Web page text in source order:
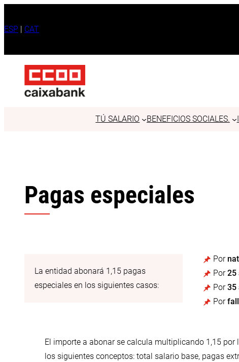
al
ESP | CAT
TÚ SALARIO BENEFICIOS SOCIALES.
Pagas especiales
La entidad abonará 1,15 pagas
especiales en los siguientes casos:
Por
Por25
Por35
Por
El importe a abonar se calcula multiplicando 1,15 por
los siguientes conceptos: total salario base, pagas